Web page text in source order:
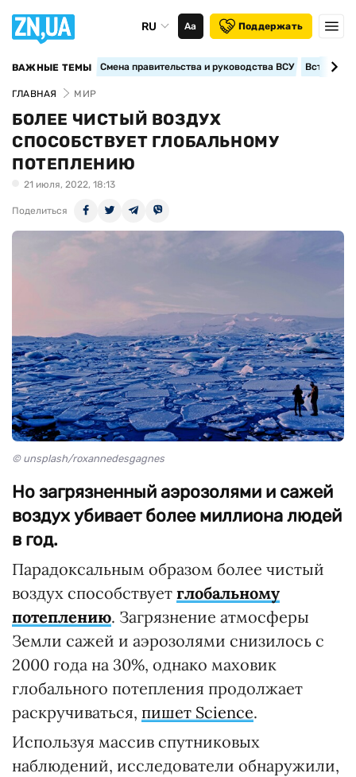
RU Аа Поддержать
ВАЖНЫЕ ТЕМЫ Смена правительства и руководства ВСУ
ГЛАВНАЯ МИР
БОЛЕЕ ЧИСТЫЙ ВОЗДУХ
СПОСОБСТВУЕТ ГЛОБАЛЬНОМУ
ПОТЕПЛЕНИЮ
21 июля, 2022, 18:13
Поделиться
© unsplash/roxannedesgagnes
Но загрязненный аэрозолями и сажей
воздух убивает более миллиона людей
в год.
Парадоксальным образом более чистый
воздух способствует глобальному
потеплению. Загрязнение атмосферы
Земли сажей и аэрозолями снизилось с
2000 года на 30%, однако маховик
глобального потепления продолжает
раскручиваться, пишет Scienсe.
Используя массив спутниковых
наблюдений, исследователи обнаружили,